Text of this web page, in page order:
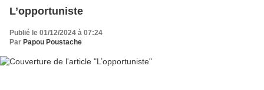
L’opportuniste
Publié le 01/12/2024 à 07:24
Par Papou Poustache